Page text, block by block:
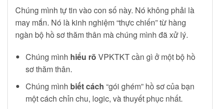
Chúng mình tự tin vào con số này. Nó không phải là
may mắn. Nó là kinh nghiệm “thực chiến” từ hàng
ngàn bộ hồ sơ thăm thân mà chúng mình đã xử lý.
Chúng mình hiểu rõ VPKTKT cần gì ở một bộ hồ
sơ thăm thân.
Chúng mình biết cách “gói ghém” hồ sơ của bạn
một cách chỉn chu, logic, và thuyết phục nhất.